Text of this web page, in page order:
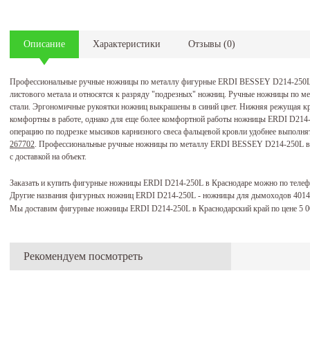
Описание Характеристики Отзывы (0)
Профессиональные ручные ножницы по металлу фигурные ERDI BESSEY D214-
листового метала и относятся к разряду "подрезных" ножниц. Ручные ножницы по
стали. Эргономичные рукоятки ножниц выкрашены в синий цвет. Нижняя режущая
комфортны в работе, однако для еще более комфортной работы ножницы ERDI
операцию по подрезке мысиков карнизного свеса фальцевой кровли удобнее
267702 . Профессиональные ручные ножницы по металлу ERDI BESSEY D214-250L
с доставкой на объект.
Заказать и купить фигурные ножницы ERDI D214-250L в Краснодаре можно по
Другие названия фигурных ножниц ERDI D214-250L - ножницы для дымоходов
Мы доставим фигурные ножницы ERDI D214-250L в Краснодарский край по цене 5
Рекомендуем посмотреть